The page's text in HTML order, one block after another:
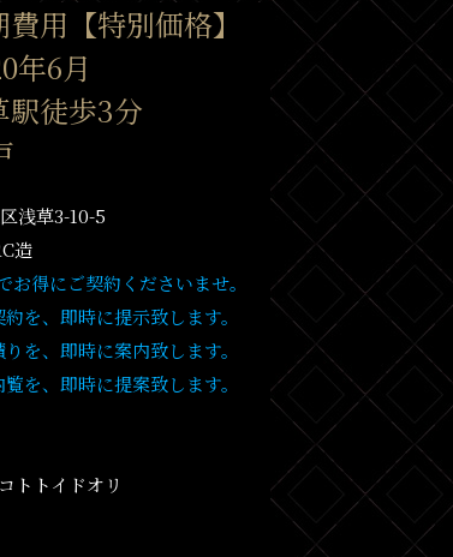
用【特別価格】
6月
徒歩3分
浅草3-10-5
造
得にご契約くださいませ。
を、即時に提示致します。
を、即時に案内致します。
を、即時に提案致します。
トトイドオリ